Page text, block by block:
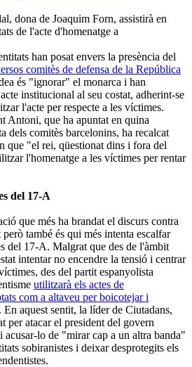
dona de Joaquim Forn, assistirà en
de l'acte d'homenatge a
han posat envers la presència del
comitès de defensa de la República
és "ignorar" el monarca i han
institucional al seu costat, adherint-se
l'acte per respecte a les víctimes.
Antoni, que ha apuntat en quina
dels comitès barcelonins, ha recalcat
que "el rei, qüestionat dins i fora del
l'homenatge a les víctimes per rentar
del 17-A
que més ha brandat el discurs contra
també és qui més intenta escalfar
del 17-A. Malgrat que des de l'àmbit
intentar no encendre la tensió i centrar
des del partit espanyolista
utilitzarà els actes de
com a altaveu per boicotejar i
. En aquest sentit, la líder de Ciutadans,
per atacar el president del govern
acusar-lo de "mirar cap a un altra banda"
sobiranistes i deixar desprotegits els